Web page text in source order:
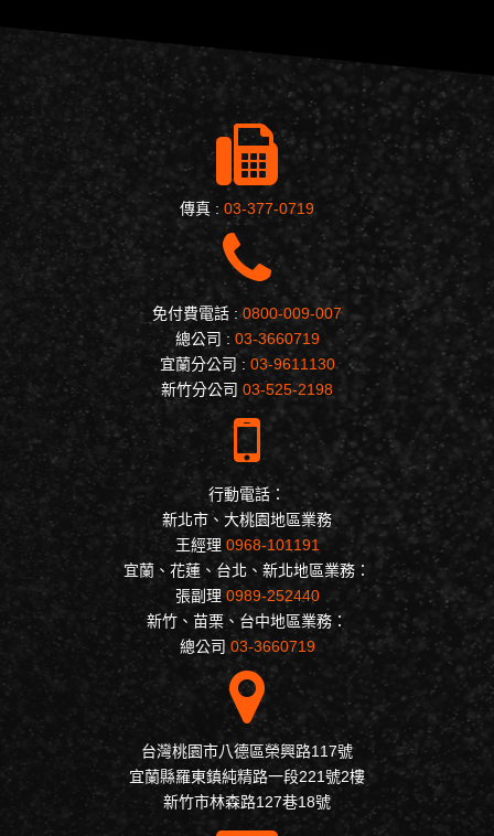
傳真 : 03-377-0719
免付費電話 :0800-009-007
總公司 : 03-3660719
宜蘭分公司 : 03-9611130
新竹分公司 03-525-2198
行動電話：
新北市、大桃園地區業務
王經理 0968-101191
宜蘭、花蓮、台北、新北地區業務：
張副理0989-252440
新竹、苗栗、台中地區業務：
總公司 03-3660719
台灣桃園市八德區榮興路117號
宜蘭縣羅東鎮純精路一段221號2樓
新竹市林森路127巷18號